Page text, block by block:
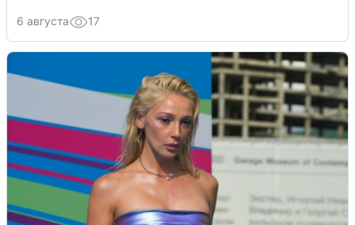
6 августа 17